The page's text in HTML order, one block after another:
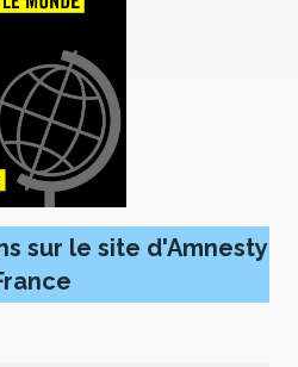
sur le site d'Amnesty